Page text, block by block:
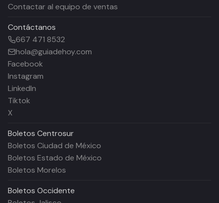
Contactar al equipo de ventas
Contáctanos
667 471 8532
hola@guiadehoy.com
Facebook
Instagram
LinkedIn
Tiktok
X
Boletos Centrosur
Boletos Ciudad de México
Boletos Estado de México
Boletos Morelos
Boletos Occidente